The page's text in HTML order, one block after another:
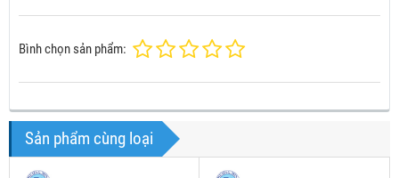
Bình chọn sản phẩm:
Sản phẩm cùng loại